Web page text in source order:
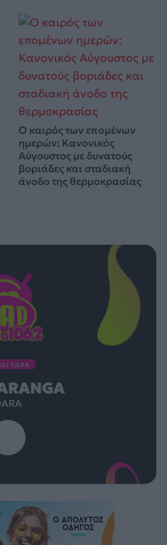
Ο καιρός των επομένων
ημερών: Κανονικός
Αύγουστος με δυνατούς
βοριάδες και σταδιακή
άνοδο της θερμοκρασίας
ΤΩΡΑ